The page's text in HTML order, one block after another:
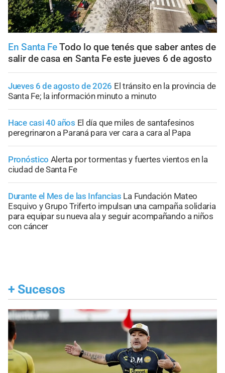
En Santa Fe Todo lo que tenés que saber antes de
salir de casa en Santa Fe este jueves 6 de agosto
Jueves 6 de agosto de 2026 El tránsito en la provincia de
Santa Fe; la información minuto a minuto
Hace casi 40 años El día que miles de santafesinos
peregrinaron a Paraná para ver cara a cara al Papa
Pronóstico Alerta por tormentas y fuertes vientos en la
ciudad de Santa Fe
Durante el Mes de las Infancias La Fundación Mateo
Esquivo y Grupo Triferto impulsan una campaña solidaria
para equipar su nueva ala y seguir acompañando a niños
con cáncer
+ Sucesos